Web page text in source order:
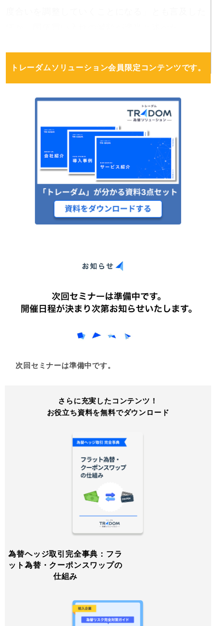
トレーダムソリューション会員限定コンテンツです。
次回セミナーは準備中です。
さらに充実したコンテンツ！
お役立ち資料を無料でダウンロード
為替ヘッジ取引完全事典：フラ
ット為替・クーポンスワップの
仕組み